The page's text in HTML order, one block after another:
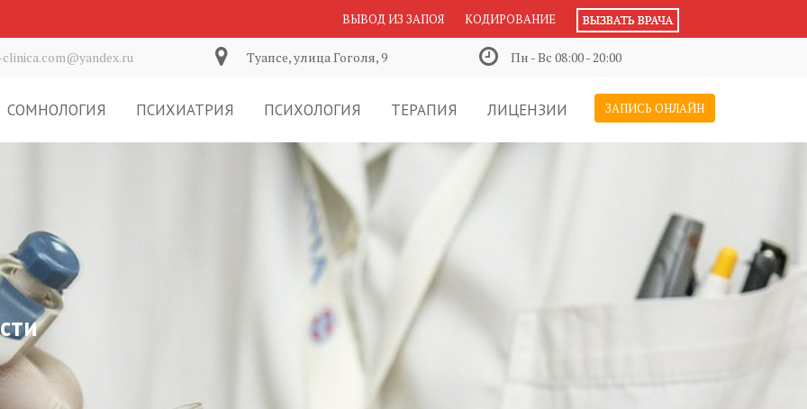
ВЫВОД ИЗ ЗАПОЯ КОДИРОВАНИЕ
Туапсе, улица Гоголя, 9 Пн - Вс 08:00 - 20:00
ЗАПИСЬ ОНЛАЙН
СОМНОЛОГИЯ ПСИХИАТРИЯ ПСИХОЛОГИЯ ТЕРАПИЯ ЛИЦЕНЗИИ